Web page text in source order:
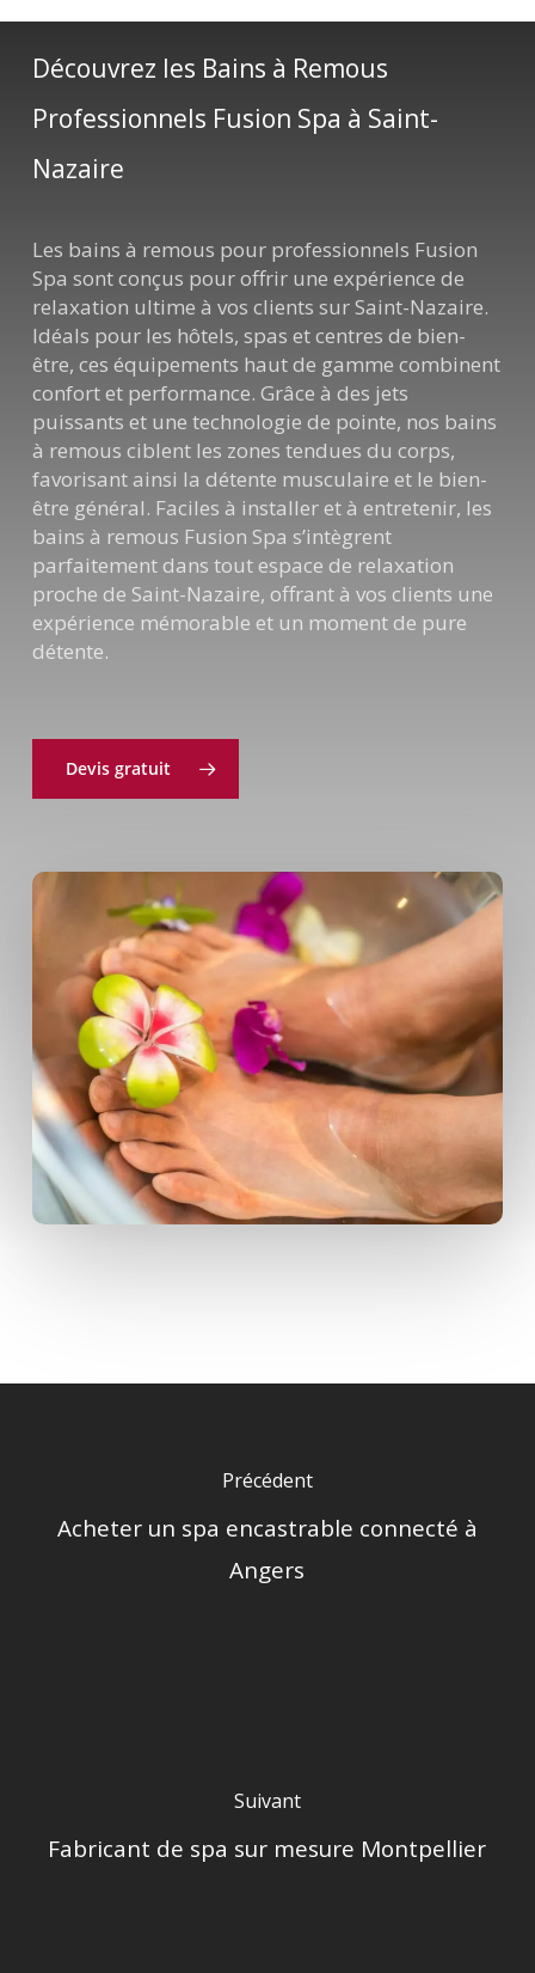
Découvrez les Bains à Remous
Professionnels Fusion Spa à Saint-
Nazaire
Les bains à remous pour professionnels Fusion
Spa sont conçus pour offrir une expérience de
relaxation ultime à vos clients sur Saint-Nazaire.
Idéals pour les hôtels, spas et centres de bien-
être, ces équipements haut de gamme combinent
confort et performance. Grâce à des jets
puissants et une technologie de pointe, nos bains
à remous ciblent les zones tendues du corps,
favorisant ainsi la détente musculaire et le bien-
être général. Faciles à installer et à entretenir, les
bains à remous Fusion Spa s’intègrent
parfaitement dans tout espace de relaxation
proche de Saint-Nazaire, offrant à vos clients une
expérience mémorable et un moment de pure
détente.
Devis gratuit
Précédent
Acheter un spa encastrable connecté à
Angers
Suivant
Fabricant de spa sur mesure Montpellier